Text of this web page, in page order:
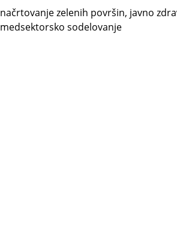
načrtovanje zelenih površin, javno
medsektorsko sodelovanje